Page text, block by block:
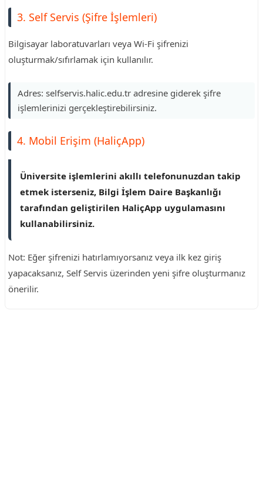
3. Self Servis (Şifre İşlemleri)
Bilgisayar laboratuvarları veya Wi-Fi şifrenizi
oluşturmak/sıfırlamak için kullanılır.
Adres: selfservis.halic.edu.tr adresine giderek şifre
işlemlerinizi gerçekleştirebilirsiniz.
4. Mobil Erişim (HaliçApp)
Üniversite işlemlerini akıllı telefonunuzdan takip
etmek isterseniz, Bilgi İşlem Daire Başkanlığı
tarafından geliştirilen HaliçApp uygulamasını
kullanabilirsiniz.
Not: Eğer şifrenizi hatırlamıyorsanız veya ilk kez giriş
yapacaksanız, Self Servis üzerinden yeni şifre oluşturmanız
önerilir.